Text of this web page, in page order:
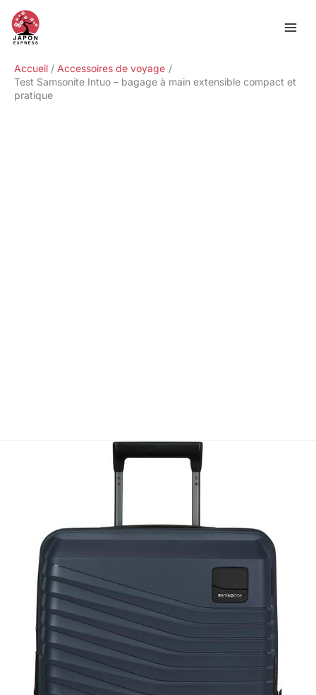
contenu
Accueil
Accessoires de voyage
Test Samsonite Intuo – bagage à main extensible compact et
pratique
Rechercher